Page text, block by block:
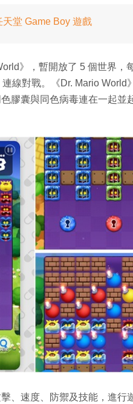
天堂 Game Boy 遊戲
》，暫開放了 5 個世界，
線對戰。《Dr. Mario World
膠囊與同色病毒連在一起並
、速度、防禦及技能，進行